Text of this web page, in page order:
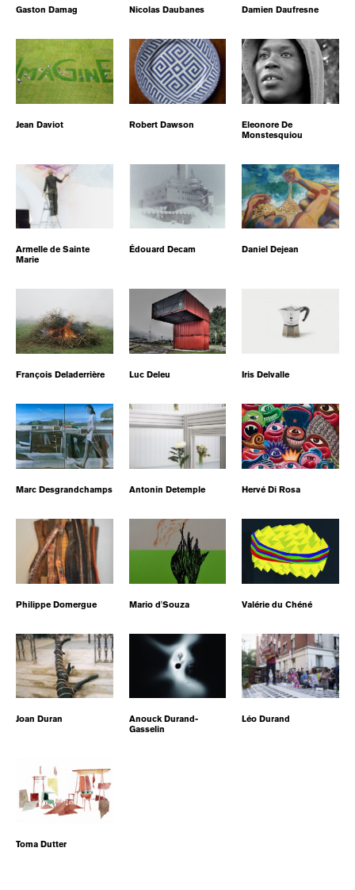
Gaston Damag Nicolas Daubanes Damien Daufresne
Jean Daviot Robert Dawson
Eleonore De
Monstesquiou
Armelle de Sainte
Marie
Édouard Decam Daniel Dejean
François Deladerrière Luc Deleu Iris Delvalle
Marc Desgrandchamps Antonin Detemple Hervé Di Rosa
Philippe Domergue Mario d'Souza Valérie du Chéné
Joan Duran
Anouck Durand-
Gasselin
Léo Durand
Toma Dutter